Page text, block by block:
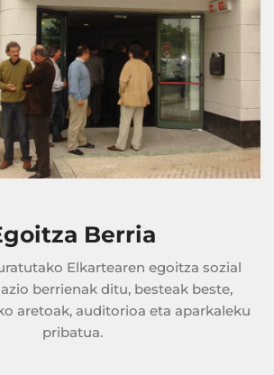
Berria
Elkartearen egoitza sozial
berrienak ditu, besteak beste,
aretoak, auditorioa eta aparkaleku
pribatua.